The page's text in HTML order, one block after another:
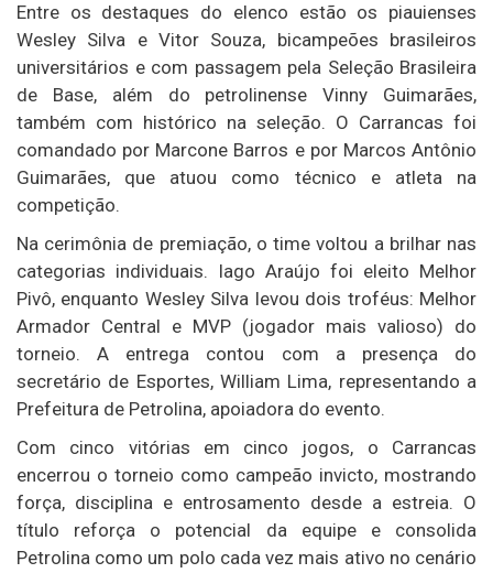
Entre os destaques do elenco estão os piauienses
Wesley Silva e Vitor Souza, bicampeões brasileiros
universitários e com passagem pela Seleção Brasileira
de Base, além do petrolinense Vinny Guimarães,
também com histórico na seleção. O Carrancas foi
comandado por Marcone Barros e por Marcos Antônio
Guimarães, que atuou como técnico e atleta na
competição.
Na cerimônia de premiação, o time voltou a brilhar nas
categorias individuais. Iago Araújo foi eleito Melhor
Pivô, enquanto Wesley Silva levou dois troféus: Melhor
Armador Central e MVP (jogador mais valioso) do
torneio. A entrega contou com a presença do
secretário de Esportes, William Lima, representando a
Prefeitura de Petrolina, apoiadora do evento.
Com cinco vitórias em cinco jogos, o Carrancas
encerrou o torneio como campeão invicto, mostrando
força, disciplina e entrosamento desde a estreia. O
título reforça o potencial da equipe e consolida
Petrolina como um polo cada vez mais ativo no cenário